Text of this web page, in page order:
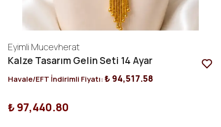
Eyimli Mucevherat
Kalze Tasarım Gelin Seti 14 Ayar
Havale/EFT İndirimli Fiyatı:₺ 94,517.58
₺ 97,440.80